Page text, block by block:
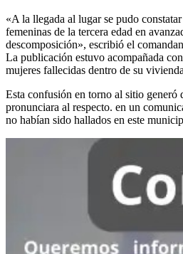
«A la llegada al lugar se pudo
femeninas de la tercera edad en
descomposición», escribió el
La publicación estuvo acompañada
mujeres fallecidas dentro de su
Esta confusión en torno al sitio generó
pronunciara al respecto. en un
no habían sido hallados en este